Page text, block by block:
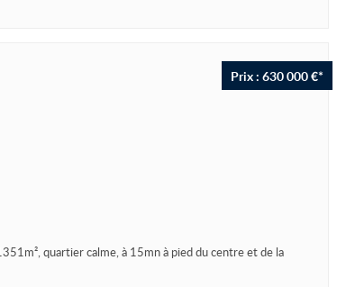
Prix : 630 000 €*
quartier calme, à 15mn à pied du centre et de la